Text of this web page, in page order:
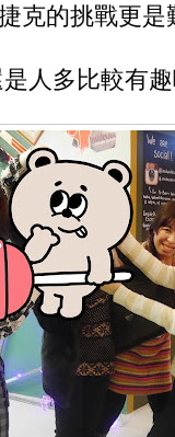
克的挑戰更
人多比較有